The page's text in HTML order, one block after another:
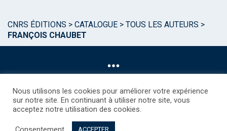
CNRS ÉDITIONS > CATALOGUE > TOUS LES AUTEURS >
FRANÇOIS CHAUBET
©CNRS EDITIONS 2025
Droits étrangers / Foreign rights
Nous utilisons les cookies pour améliorer votre expérience
sur notre site. En continuant à utiliser notre site, vous
acceptez notre utilisation des cookies.
ACCEPTER